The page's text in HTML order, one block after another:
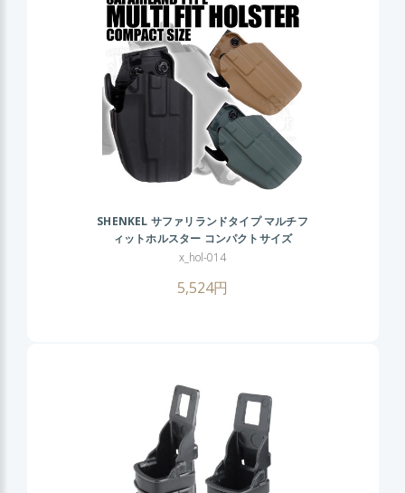
SHENKEL サファリランドタイプ マルチフ
ィットホルスター コンパクトサイズ
x_hol-014
5,524円